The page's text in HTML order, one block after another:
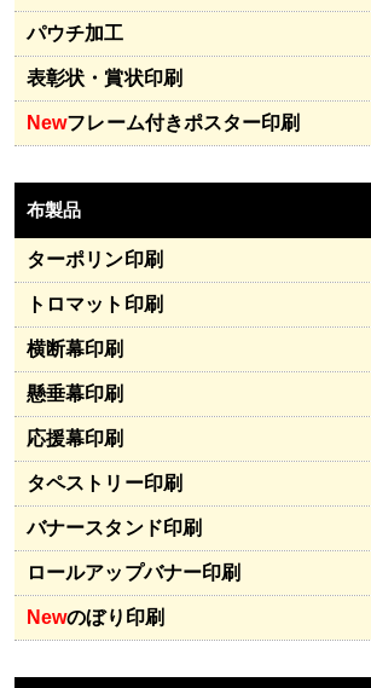
パウチ加工
表彰状・賞状印刷
Newフレーム付きポスター印刷
布製品
ターポリン印刷
トロマット印刷
横断幕印刷
懸垂幕印刷
応援幕印刷
タペストリー印刷
バナースタンド印刷
ロールアップバナー印刷
Newのぼり印刷